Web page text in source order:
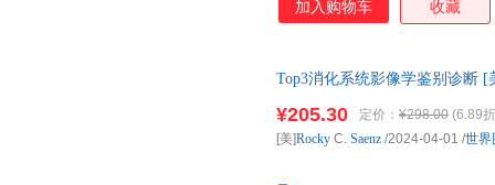
加入购物车 收藏
Top3消化系统影像学鉴别诊断 [
¥205.30 定价： ¥298.00 (6.89
[美]Rocky C. Saenz /2024-04-01 /世界